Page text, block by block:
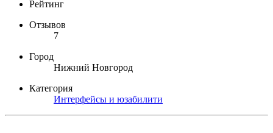
Рейтинг
Отзывов
7
Город
Нижний Новгород
Категория
Интерфейсы и юзабилити